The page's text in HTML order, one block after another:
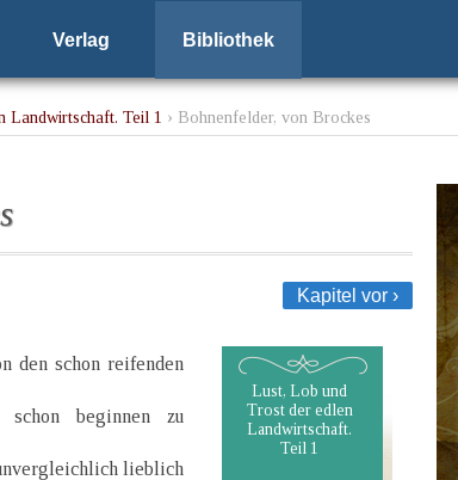
Verlag Bibliothek
Landwirtschaft. Teil 1 › Bohnenfelder, von Brockes
Kapitel vor ›
den schon reifenden
beginnen zu
lieblich
Lust, Lob und
Trost der edlen
Landwirtschaft.
Teil 1